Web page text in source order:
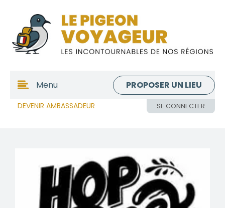
DEVENIR AMBASSADEUR SE CONNECTER
Menu PROPOSER UN LIEU